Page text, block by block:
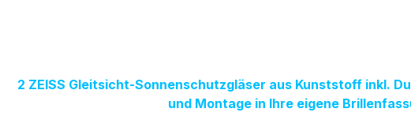
2 ZEISS Gleitsicht-Sonnenschutzgläser aus Kunststoff inkl.
und Montage in Ihre eigene